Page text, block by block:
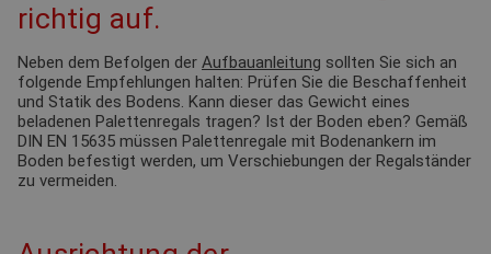
richtig auf.
Neben dem Befolgen der Aufbauanleitung sollten Sie sich an
folgende Empfehlungen halten: Prüfen Sie die Beschaffenheit
und Statik des Bodens. Kann dieser das Gewicht eines
beladenen Palettenregals tragen? Ist der Boden eben? Gemäß
DIN EN 15635 müssen Palettenregale mit Bodenankern im
Boden befestigt werden, um Verschiebungen der Regalständer
zu vermeiden.